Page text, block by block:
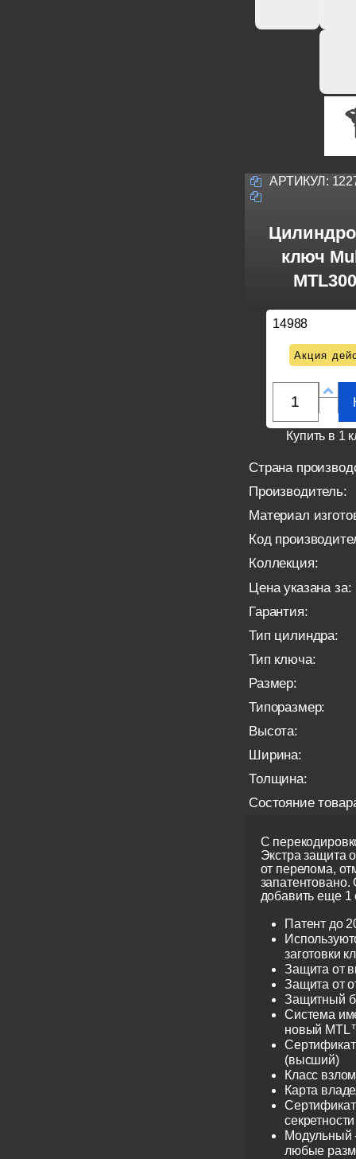
АРТИКУЛ:
ключ
14988
Акция
Купить в 1
Страна
Производитель:
Материал
Код
Коллекция:
Цена указана за:
Гарантия:
Тип цилиндра:
Тип ключа:
Размер:
Типоразмер:
Высота:
Ширина:
Толщина:
Состояние
С
Экстра защита
от перелома,
добавить еще 1
Патент до
заготовки
Защита от
Защита от
Защитный
Система
новый
(высший)
Класс
Карта
Модульный
любые